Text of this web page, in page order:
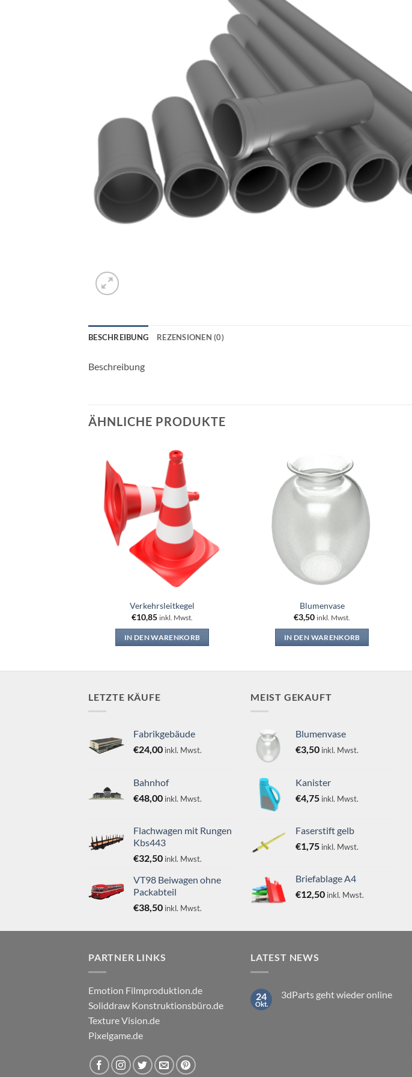
BESCHREIBUNG REZENSIONEN (0)
Beschreibung
ÄHNLICHE PRODUKTE
Verkehrsleitkegel
€10,85 inkl. Mwst.
IN DEN WARENKORB
Blumenvase
€3,50 inkl. Mwst.
IN DEN WARENKORB
LETZTE KÄUFE
Fabrikgebäude
€24,00 inkl. Mwst.
Bahnhof
€48,00 inkl. Mwst.
Flachwagen mit Rungen
Kbs443
€32,50 inkl. Mwst.
VT98 Beiwagen ohne
Packabteil
€38,50 inkl. Mwst.
MEIST GEKAUFT
Blumenvase
€3,50 inkl. Mwst.
Kanister
€4,75 inkl. Mwst.
Faserstift gelb
€1,75 inkl. Mwst.
Briefablage A4
€12,50 inkl. Mwst.
PARTNER LINKS
Emotion Filmproduktion.de
Soliddraw Konstruktionsbüro.de
Texture Vision.de
Pixelgame.de
LATEST NEWS
24
Okt.
3dParts geht wieder online